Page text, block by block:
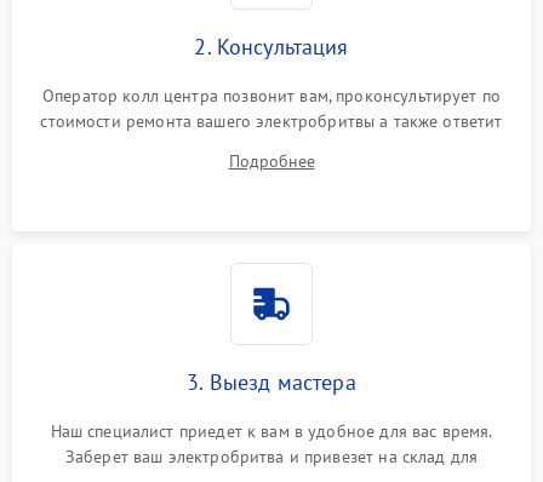
2. Консультация
Оператор колл центра позвонит вам, проконсультирует по
стоимости ремонта вашего электробритвы а также ответит
Подробнее
3. Выезд мастера
Наш специалист приедет к вам в удобное для вас время.
Заберет ваш электробритва и привезет на склад для